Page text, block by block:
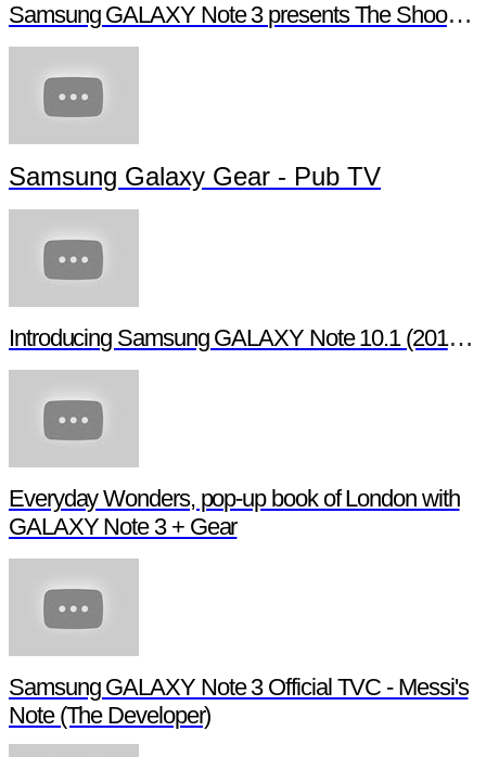
Samsung GALAXY Note 3 presents The Shoot - Behind the scenes
Samsung Galaxy Gear - Pub TV
Introducing Samsung GALAXY Note 10.1 (2014 Edition)
Everyday Wonders, pop-up book of London with
GALAXY Note 3 + Gear
Samsung GALAXY Note 3 Official TVC - Messi's
Note (The Developer)